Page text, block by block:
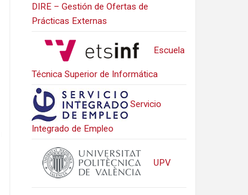
DIRE – Gestión de Ofertas de
Prácticas Externas
Escuela
Técnica Superior de Informática
Servicio
Integrado de Empleo
UPV